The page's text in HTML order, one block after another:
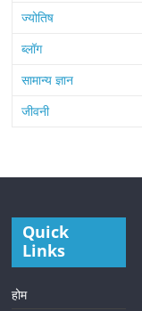
ज्योतिष
ब्लॉग
सामान्य ज्ञान
जीवनी
Quick
Links
होम